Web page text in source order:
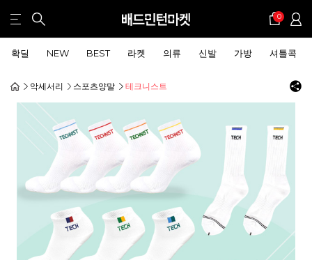
0
확딜 NEW BEST 라켓 의류 신발 가방 셔틀콕
악세서리 스포츠양말 테크니스트